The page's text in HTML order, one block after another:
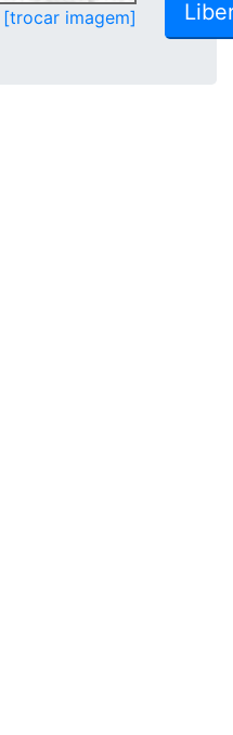
[trocar imagem]